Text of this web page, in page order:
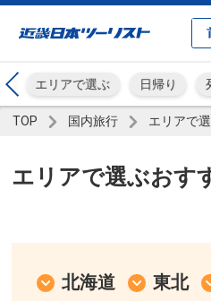
エリアで選ぶ 日帰り
TOP 国内旅行 エリアで
エリアで選ぶおす
北海道 東北